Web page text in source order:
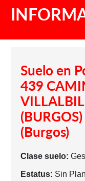
Suelo en
439
(Burgos)
Clase suelo:
Estatus: Sin